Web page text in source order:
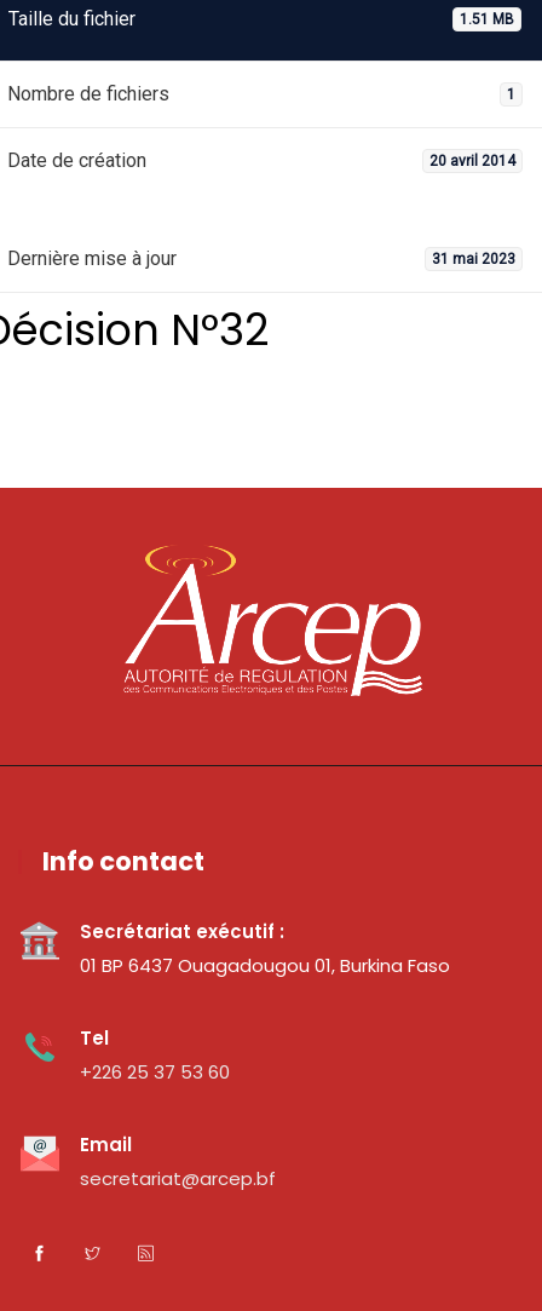
Taille du fichier 1.51 MB
Nombre de fichiers 1
Date de création 20 avril 2014
Dernière mise à jour 31 mai 2023
N°32
Info contact
Secrétariat exécutif :
01 BP 6437 Ouagadougou 01, Burkina Faso
Tel
+226 25 37 53 60
Email
secretariat@arcep.bf